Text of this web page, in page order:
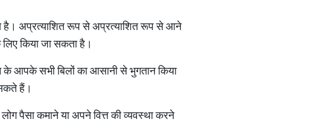
है। अप्रत्याशित रूप से अप्रत्याशित रूप से आने
किया जा सकता है।
आपके सभी बिलों का आसानी से भुगतान किया
हैं।
पैसा कमाने या अपने वित्त की व्यवस्था करने